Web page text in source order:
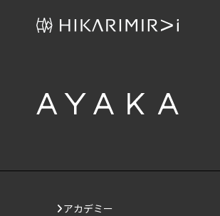
アカデミー